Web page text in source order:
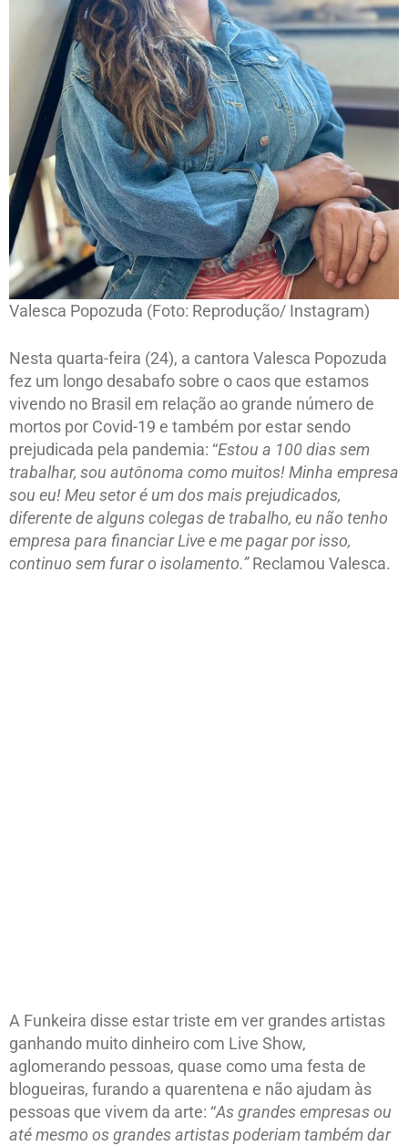
Valesca Popozuda (Foto: Reprodução/ Instagram)
Nesta quarta-feira (24), a cantora Valesca Popozuda
fez um longo desabafo sobre o caos que estamos
vivendo no Brasil em relação ao grande número de
mortos por Covid-19 e também por estar sendo
prejudicada pela pandemia: “Estou a 100 dias sem
trabalhar, sou autônoma como muitos! Minha empresa
sou eu! Meu setor é um dos mais prejudicados,
diferente de alguns colegas de trabalho, eu não tenho
empresa para financiar Live e me pagar por isso,
continuo sem furar o isolamento.”Reclamou Valesca.
A Funkeira disse estar triste em ver grandes artistas
ganhando muito dinheiro com Live Show,
aglomerando pessoas, quase como uma festa de
blogueiras, furando a quarentena e não ajudam às
pessoas que vivem da arte: “As grandes empresas ou
até mesmo os grandes artistas poderiam também dar